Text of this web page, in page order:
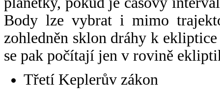
Body lze vybrat i mimo
zohledněn sklon dráhy k
se pak počítají jen v rovině
Třetí Keplerův zákon